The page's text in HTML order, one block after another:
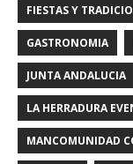
FIESTAS Y
GASTRONOMIA
JUNTA ANDALUCIA
LA HERRADURA
MANCOMUNIDAD